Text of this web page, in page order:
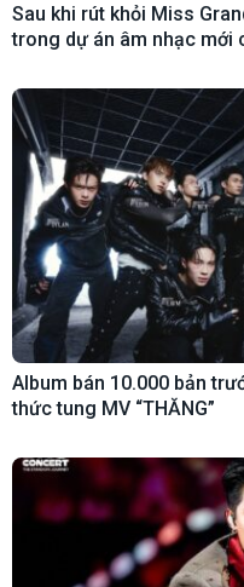
Sau khi rút khỏi Miss
trong dự án âm nhạc mới
Album bán 10.000 bản
thức tung MV “THĂNG”